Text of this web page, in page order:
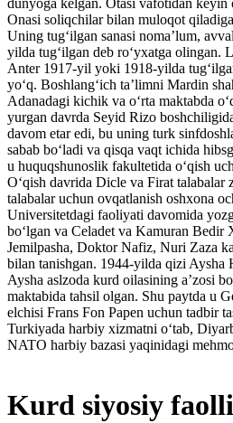
Onasi soliqchilar bilan muloqot
Uning tugʻilgan sanasi nomaʼlum,
yilda tugʻilgan deb roʻyxatga olingan.
Anter 1917-yil yoki 1918-yilda
yoʻq. Boshlangʻich taʼlimni Mardin
Adanadagi kichik va oʻrta maktabda
yurgan davrda Seyid Rizo
davom etar edi, bu uning turk
sabab boʻladi va qisqa vaqt ichida
u huquqshunoslik fakultetida oʻqish
Oʻqish davrida Dicle va Firat talabalar
talabalar uchun ovqatlanish oshxona
Universitetdagi faoliyati davomida
boʻlgan va Celadet va Kamuran
Jemilpasha, Doktor Nafiz, Nuri Zaza
bilan tanishgan. 1944-yilda qizi Aysha
Aysha aslzoda kurd oilasining aʼzosi
maktabida tahsil olgan. Shu paytda u
elchisi Frans Fon Papen uchun tadbir
Turkiyada harbiy xizmatni oʻtab,
NATO harbiy bazasi yaqinidagi
Kurd siyosiy